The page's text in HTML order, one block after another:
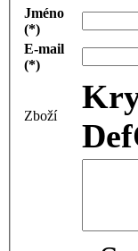
Jméno
(*)
E-mail
(*)
Zboží